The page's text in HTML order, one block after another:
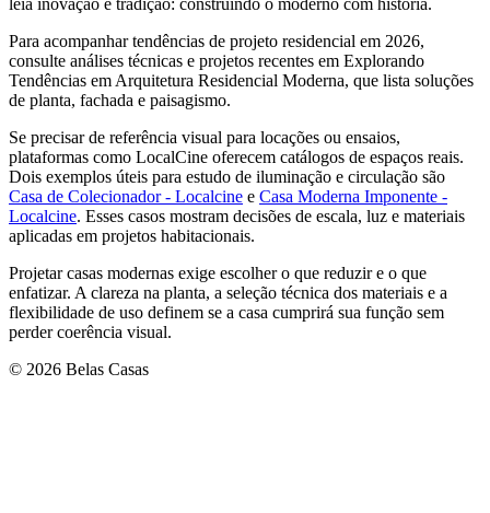
leia inovação e tradição: construindo o moderno com história.
Para acompanhar tendências de projeto residencial em 2026,
consulte análises técnicas e projetos recentes em Explorando
Tendências em Arquitetura Residencial Moderna, que lista soluções
de planta, fachada e paisagismo.
Se precisar de referência visual para locações ou ensaios,
plataformas como LocalCine oferecem catálogos de espaços reais.
Dois exemplos úteis para estudo de iluminação e circulação são
Casa de Colecionador - Localcine e Casa Moderna Imponente -
Localcine. Esses casos mostram decisões de escala, luz e materiais
aplicadas em projetos habitacionais.
Projetar casas modernas exige escolher o que reduzir e o que
enfatizar. A clareza na planta, a seleção técnica dos materiais e a
flexibilidade de uso definem se a casa cumprirá sua função sem
perder coerência visual.
© 2026 Belas Casas